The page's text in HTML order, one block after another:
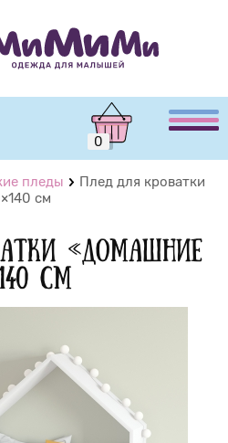
0
пледы
Плед для кроватки
см
«Домашние
см